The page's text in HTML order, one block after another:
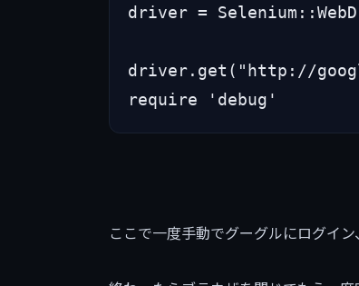
driver =
driver.get("http://
require 'debug'
ここで一度手動でグーグルにログイ